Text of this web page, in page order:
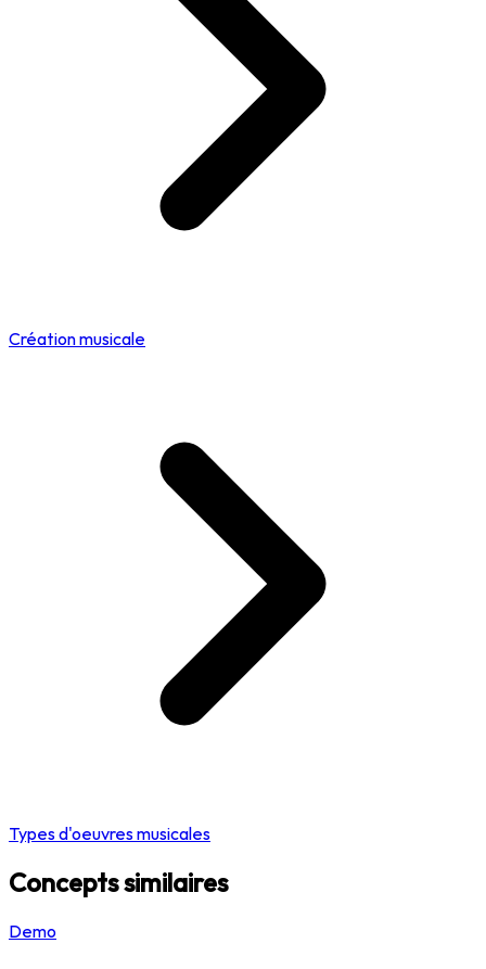
Création musicale
Types d'oeuvres musicales
Concepts similaires
Demo